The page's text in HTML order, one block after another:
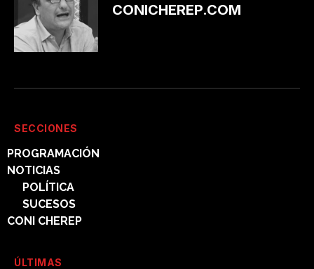
CONICHEREP.COM
SECCIONES
PROGRAMACIÓN
NOTICIAS
POLÍTICA
SUCESOS
CONI CHEREP
ÚLTIMAS